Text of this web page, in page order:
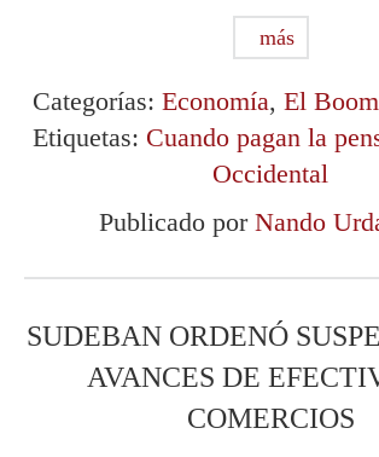
más
Categorías: Economía, El Boom
Etiquetas: Cuando pagan la
Occidental
Publicado por Nando
SUDEBAN ORDENÓ
AVANCES DE
COMERCIOS